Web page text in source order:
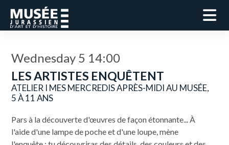
Wednesday 5 14:00
LES ARTISTES ENQUÊTENT
ATELIER I MES MERCREDIS APRÈS-MIDI AU MUSÉE,
5 À 11 ANS
Pars à la découverte d'œuvres de façon étonnante... À
l'aide d'une lampe de poche et d'une loupe, mène